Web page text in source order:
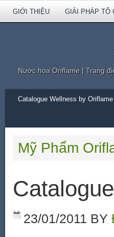
GIỚI THIỆU GIẢI PHÁP TỔ
Nước hoa Oriflame | Trang
Catalogue Wellness by Oriflame
Mỹ Phẩm
23/01/2011 BY